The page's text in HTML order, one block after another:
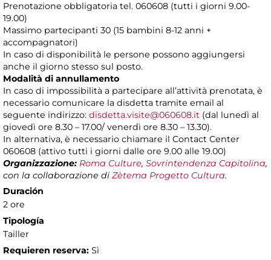
Prenotazione obbligatoria tel. 060608 (tutti i giorni 9.00-
19.00)
Massimo partecipanti 30 (15 bambini 8-12 anni +
accompagnatori)
In caso di disponibilità le persone possono aggiungersi
anche il giorno stesso sul posto.
Modalità di annullamento
In caso di impossibilità a partecipare all’attività prenotata, è
necessario comunicare la disdetta tramite email al
seguente indirizzo: disdetta.visite@060608.it (dal lunedì al
giovedì ore 8.30 – 17.00/ venerdì ore 8.30 – 13.30).
In alternativa, è necessario chiamare il Contact Center
060608 (attivo tutti i giorni dalle ore 9.00 alle 19.00)
Organizzazione: Roma Culture, Sovrintendenza Capitolina,
con la collaborazione di Zètema Progetto Cultura.
Duración
2 ore
Tipología
Tailler
Requieren reserva: Sì